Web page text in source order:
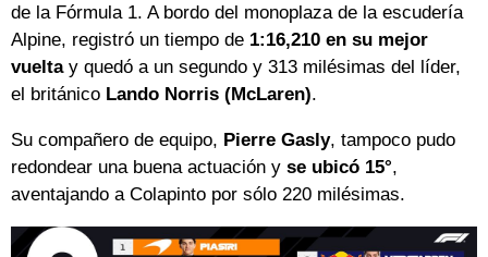
de la Fórmula 1. A bordo del monoplaza de la escudería
Alpine, registró un tiempo de 1:16,210 en su mejor
vueltay quedó a un segundo y 313 milésimas del líder,
el británico Lando Norris (McLaren).
Su compañero de equipo, Pierre Gasly, tampoco pudo
redondear una buena actuación y se ubicó 15°,
aventajando a Colapinto por sólo 220 milésimas.